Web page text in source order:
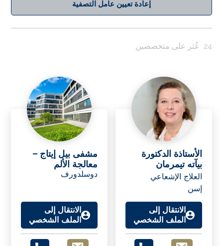
إعادة تعيين عامل التصفية
24 عُثر على متخصصين
مشفى بيل إيتاج –
معالجة الألم
دوسلدورف
الانتقال إلى
الملف الشخصي
الأستاذة الدكتورة
بيآته تيمرمان
العلاج الإشعاعي
إسن
الانتقال إلى
الملف الشخصي